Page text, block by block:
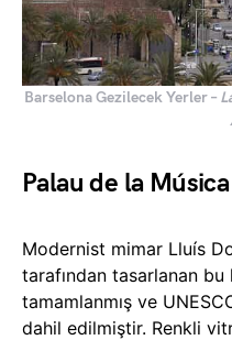
Barselona Gezilecek Yerler –
Palau de la
Modernist mimar Lluís
tarafından tasarlanan bu
tamamlanmış ve
dahil edilmiştir. Renkli